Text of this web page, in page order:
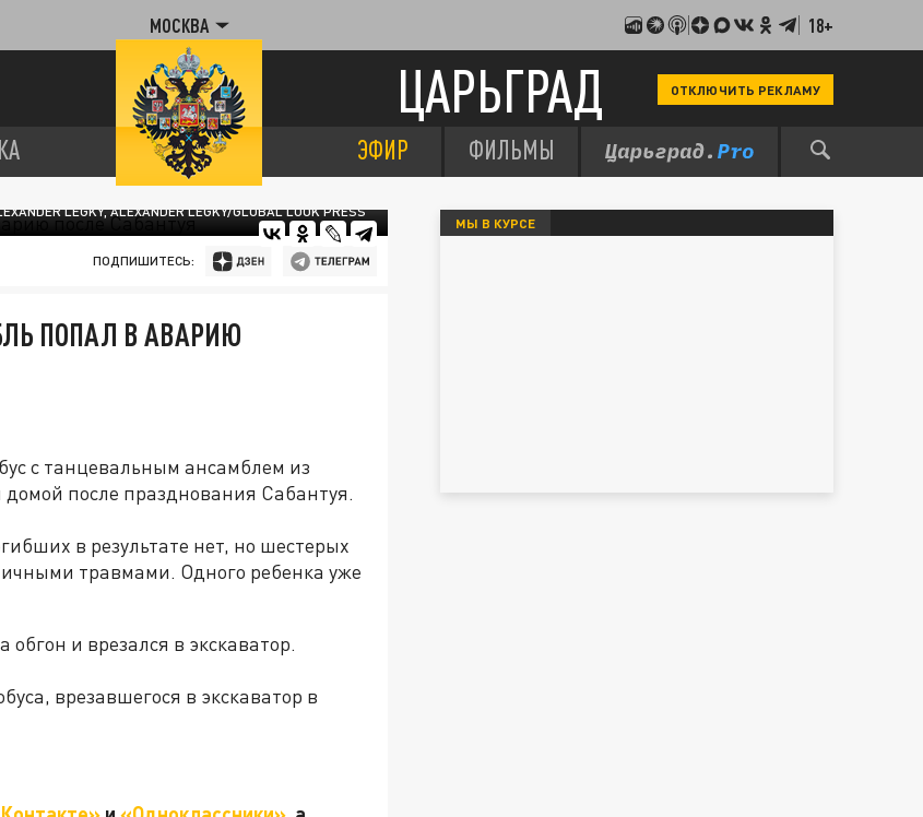
МОСКВА 18+
ЦАРЬГРАД ОТКЛЮЧИТЬ РЕКЛАМУ
ЭФИР ФИЛЬМЫ
LEGKY, ALEXANDER LEGKY/GLOBAL LOOK PRESS
ПОДПИШИТЕСЬ:
ПОПАЛ В АВАРИЮ
с танцевальным ансамблем из
после празднования Сабантуя.
в результате нет, но шестерых
травмами. Одного ребенка уже
и врезался в экскаватор.
врезавшегося в экскаватор в
МЫ В КУРСЕ